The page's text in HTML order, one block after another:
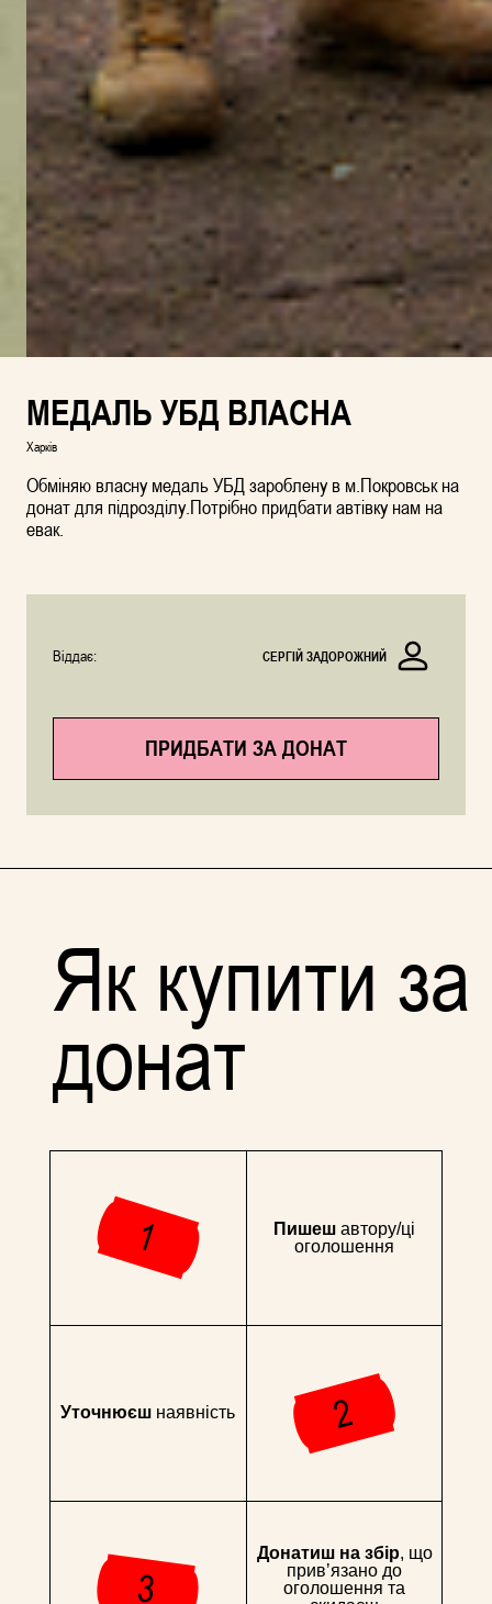
МЕДАЛЬ УБД ВЛАСНА
Харків
Обміняю власну медаль УБД зароблену в м.Покровськ на
донат для підрозділу.Потрібно придбати автівку нам на
евак.
Віддає: СЕРГІЙ ЗАДОРОЖНИЙ
ПРИДБАТИ ЗА ДОНАТ
Як купити за
донат
Пишеш автору/ці
оголошення
Уточнюєш наявність
Донатиш на збір, що
привʼязано до
оголошення та